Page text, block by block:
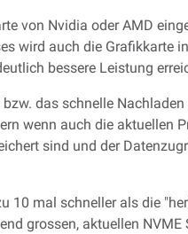
von Nvidia oder AMD
wird auch die Grafikkarte
bessere Leistung
das schnelle
wenn auch die aktuellen
sind und der
10 mal schneller als die
grossen, aktuellen NVME